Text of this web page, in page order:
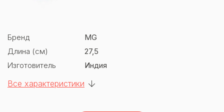
Бренд
MG
Длина (см)
27,5
Изготовитель
Индия
Все характеристики